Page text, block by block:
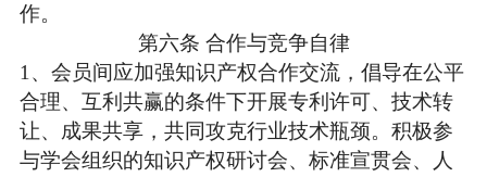
作。
第六条 合作与竞争自律
1、 会员间应加强知识产权合作交流，倡导在公平
合理、互利共赢的条件下开展专利许可、技术转
让、成果共享，共同攻克行业技术瓶颈。积极参
与学会组织的知识产权研讨会、标准宣贯会、人